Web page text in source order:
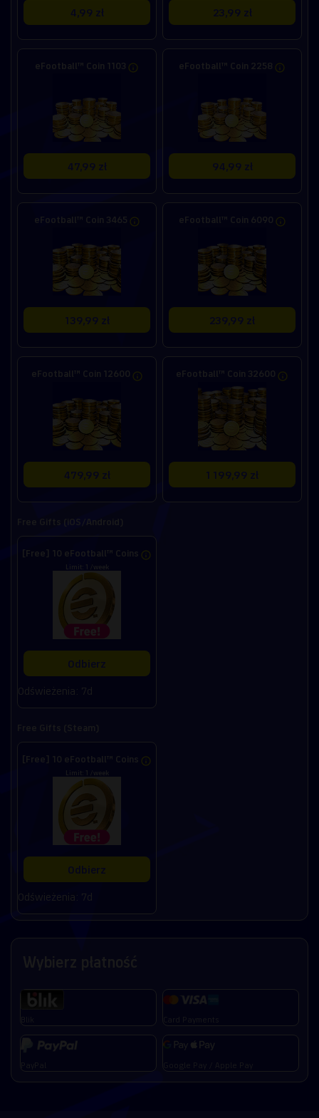
4,99 zł 23,99 zł
eFootball™ Coin 1103
47,99 zł
eFootball™ Coin 2258
94,99 zł
eFootball™ Coin 3465
139,99 zł
eFootball™ Coin 6090
239,99 zł
eFootball™ Coin 12600
479,99 zł
eFootball™ Coin 32600
1 199,99 zł
[Free] 10 eFootball™ Coins
Limit: 1 /week
Odbierz
Odświeżenia: 7d
[Free] 10 eFootball™ Coins
Limit: 1 /week
Odbierz
Odświeżenia: 7d